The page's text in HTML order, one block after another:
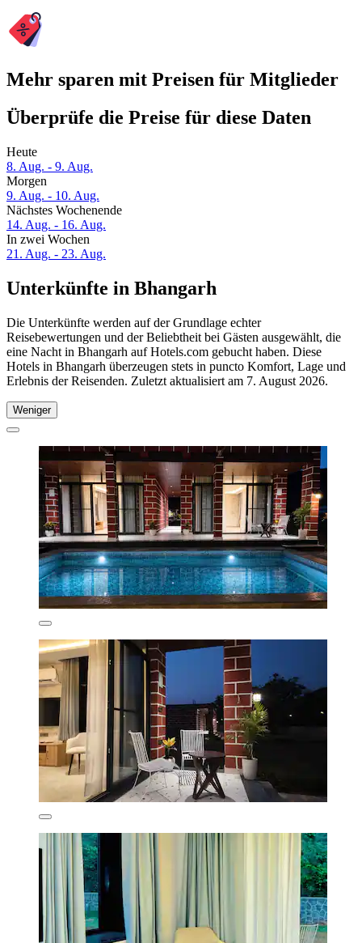
Mehr sparen mit Preisen für Mitglieder
Überprüfe die Preise für diese Daten
Heute
8. Aug. - 9. Aug.
Morgen
9. Aug. - 10. Aug.
Nächstes Wochenende
14. Aug. - 16. Aug.
In zwei Wochen
21. Aug. - 23. Aug.
Unterkünfte in Bhangarh
Die Unterkünfte werden auf der Grundlage echter
Reisebewertungen und der Beliebtheit bei Gästen ausgewählt, die
eine Nacht in Bhangarh auf Hotels.com gebucht haben. Diese
Hotels in Bhangarh überzeugen stets in puncto Komfort, Lage und
Erlebnis der Reisenden. Zuletzt aktualisiert am 7. August 2026.
Weniger